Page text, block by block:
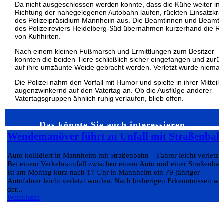
Da nicht ausgeschlossen werden konnte, dass die Kühe weiter in
Richtung der nahegelegenen Autobahn laufen, rückten
des Polizeipräsidium Mannheim aus. Die Beamtinnen und
des Polizeireviers Heidelberg-Süd übernahmen kurzerhand die
von Kuhhirten.
Nach einem kleinen Fußmarsch und Ermittlungen zum Besitzer
konnten die beiden Tiere schließlich sicher eingefangen und
auf ihre umzäunte Weide gebracht werden. Verletzt wurde
Die Polizei nahm den Vorfall mit Humor und spielte in ihrer
augenzwinkernd auf den Vatertag an. Ob die Ausflüge anderer
Vatertagsgruppen ähnlich ruhig verlaufen, blieb offen.
Das könnte Sie auch interessieren…
Wendemanöver führt zu Unfall mit
Auto kollidiert in Mannheim mit Straßenbahn – Fahrer leicht verletzt
Bei einem Verkehrsunfall zwischen einem Auto und einer
ist am Montag kurz nach 17 Uhr in Mannheim ein 79-jähriger
Autofahrer leicht verletzt worden. Nach bisherigen Erkenntnissen
der...
Weiterlesen